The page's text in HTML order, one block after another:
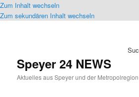
Zum Inhalt wechseln
Zum sekundären Inhalt wechseln
Speyer 24 NEWS
Aktuelles aus Speyer und der